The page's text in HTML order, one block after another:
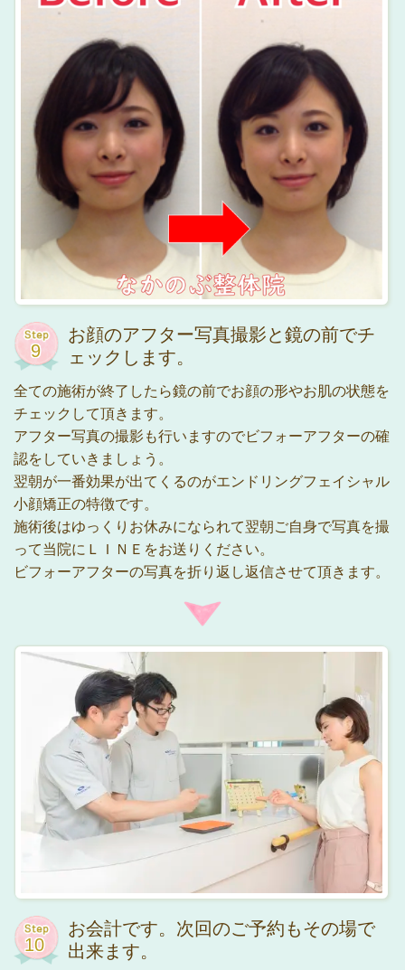
お顔のアフター写真撮影と鏡の前でチ
ェックします。
全ての施術が終了したら鏡の前でお顔の形やお肌の状態を
チェックして頂きます。
アフター写真の撮影も行いますのでビフォーアフターの確
認をしていきましょう。
翌朝が一番効果が出てくるのがエンドリングフェイシャル
小顔矯正の特徴です。
施術後はゆっくりお休みになられて翌朝ご自身で写真を撮
って当院にＬＩＮＥをお送りください。
ビフォーアフターの写真を折り返し返信させて頂きます。
お会計です。次回のご予約もその場で
出来ます。